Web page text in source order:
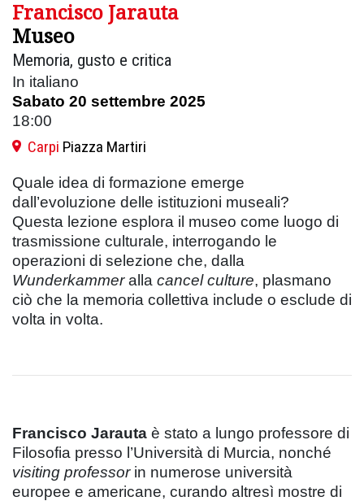
Francisco Jarauta
Museo
Memoria, gusto e critica
In italiano
Sabato 20 settembre 2025
18:00
Carpi Piazza Martiri
Quale idea di formazione emerge
dall’evoluzione delle istituzioni museali?
Questa lezione esplora il museo come luogo di
trasmissione culturale, interrogando le
operazioni di selezione che, dalla
Wunderkammeralla cancel culture, plasmano
ciò che la memoria collettiva include o esclude di
volta in volta.
Francisco Jarauta è stato a lungo professore di
Filosofia presso l’Università di Murcia, nonché
visiting professorin numerose università
europee e americane, curando altresì mostre di